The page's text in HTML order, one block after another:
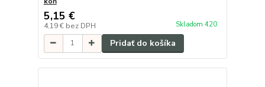
5,15 €
4,19 € bez DPH Skladom 420
Pridať do košíka